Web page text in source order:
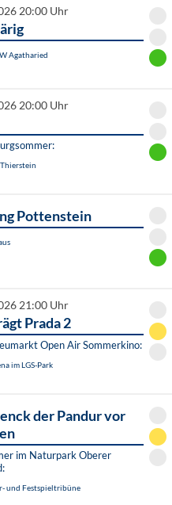
20:00 Uhr
Agatharied
20:00 Uhr
Pottenstein
21:00 Uhr
Prada 2
Open Air Sommerkino:
im LGS-Park
der Pandur vor
im Naturpark Oberer
und Festspieltribüne